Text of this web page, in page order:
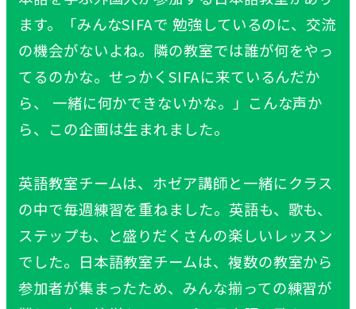
ます。「みんなSIFAで 勉強しているのに、交流
の機会がないよね。隣の教室では誰が何をやっ
てるのかな。せっかくSIFAに来ているんだか
ら、 一緒に何かできないかな。」こんな声か
ら、この企画は生まれました。
英語教室チームは、ホゼア講師と一緒にクラス
の中で毎週練習を重ねました。英語も、歌も、
ステップも、と盛りだくさんの楽しいレッスン
でした。日本語教室チームは、複数の教室から
参加者が集まったため、みんな揃っての練習が